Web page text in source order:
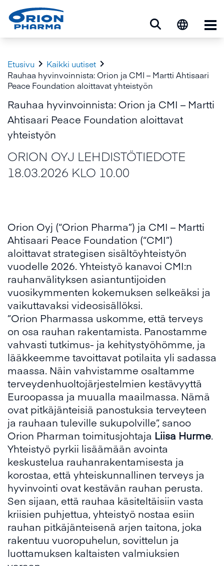
Etusivu  Kaikki uutiset 
Rauhaa hyvinvoinnista: Orion ja CMI – Martti Ahtisaari
Peace Foundation aloittavat yhteistyön
Rauhaa hyvinvoinnista: Orion ja CMI – Martti
Ahtisaari Peace Foundation aloittavat
yhteistyön
ORION OYJ LEHDISTÖTIEDOTE
18.03.2026 KLO 10.00
Orion Oyj (“Orion Pharma”) ja CMI – Martti
Ahtisaari Peace Foundation (“CMI”)
aloittavat strategisen sisältöyhteistyön
vuodelle 2026. Yhteistyö kanavoi CMI:n
rauhanvälityksen asiantuntijoiden
vuosikymmenten kokemuksen selkeäksi ja
vaikuttavaksi videosisällöksi.
”Orion Pharmassa uskomme, että terveys
on osa rauhan rakentamista. Panostamme
vahvasti tutkimus- ja kehitystyöhömme, ja
lääkkeemme tavoittavat potilaita yli sadassa
maassa. Näin vahvistamme osaltamme
terveydenhuoltojärjestelmien kestävyyttä
Euroopassa ja muualla maailmassa. Nämä
ovat pitkäjänteisiä panostuksia terveyteen
ja rauhaan tuleville sukupolville”, sanoo
Orion Pharman toimitusjohtaja Liisa Hurme.
Yhteistyö pyrkii lisäämään avointa
keskustelua rauhanrakentamisesta ja
korostaa, että yhteiskunnallinen terveys ja
hyvinvointi ovat kestävän rauhan perusta.
Sen sijaan, että rauhaa käsiteltäisiin vasta
kriisien puhjettua, yhteistyö nostaa esiin
rauhan pitkäjänteisenä arjen taitona, joka
rakentuu vuoropuhelun, sovittelun ja
luottamuksen kaltaisten valmiuksien